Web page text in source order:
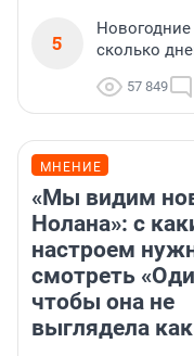
5
Новогодние
сколько
57 849
МНЕНИЕ
«Мы видим
Нолана»: с
настроем
смотреть
чтобы она не
выглядела